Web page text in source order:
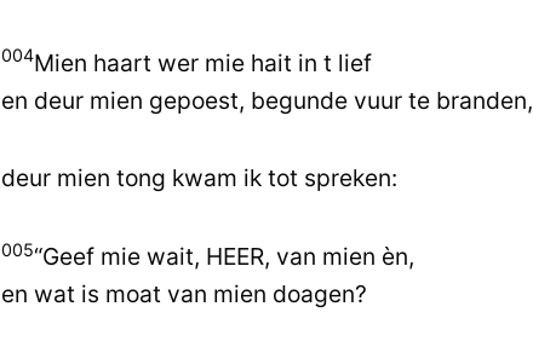
004Mien haart wer mie hait in t lief
en deur mien gepoest, begunde vuur te branden,
deur mien tong kwam ik tot spreken:
005“Geef mie wait, HEER, van mien èn,
en wat is moat van mien doagen?